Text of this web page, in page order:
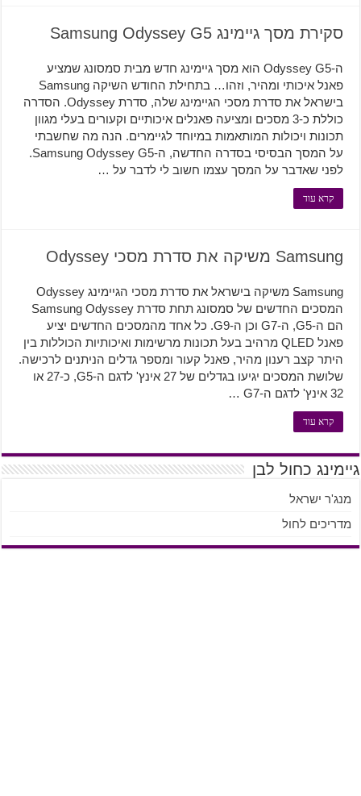
סקירת מסך גיימינג Samsung Odyssey G5
ה-Odyssey G5 הוא מסך גיימינג חדש מבית סמסונג שמציע
פאנל איכותי ומהיר, וזהו… בתחילת החודש השיקה Samsung
בישראל את סדרת מסכי הגיימינג שלה, סדרת Odyssey. הסדרה
כוללת כ-3 מסכים ומציעה פאנלים איכותיים וקעורים בעלי מגוון
תכונות ויכולות המותאמות במיוחד לגיימרים. הנה מה שחשבתי
על המסך הבסיסי בסדרה החדשה, ה-Samsung Odyssey G5.
לפני שאדבר על המסך עצמו חשוב לי לדבר על …
קרא עוד
Samsung משיקה את סדרת מסכי Odyssey
Samsung משיקה בישראל את סדרת מסכי הגיימינג Odyssey
המסכים החדשים של סמסונג תחת סדרת Samsung Odyssey
הם ה-G5, ה-G7 וכן ה-G9. כל אחד מהמסכים החדשים יציע
פאנל QLED מרהיב בעל תכונות מרשימות ואיכותיות הכוללות בין
היתר קצב רענון מהיר, פאנל קעור ומספר גדלים הניתנים לרכישה.
שלושת המסכים יגיעו בגדלים של 27 אינץ' לדגם ה-G5, כ-27 או
32 אינץ' לדגם ה-G7 …
קרא עוד
גיימינג כחול לבן
מנג'ר ישראל
מדריכים לחול